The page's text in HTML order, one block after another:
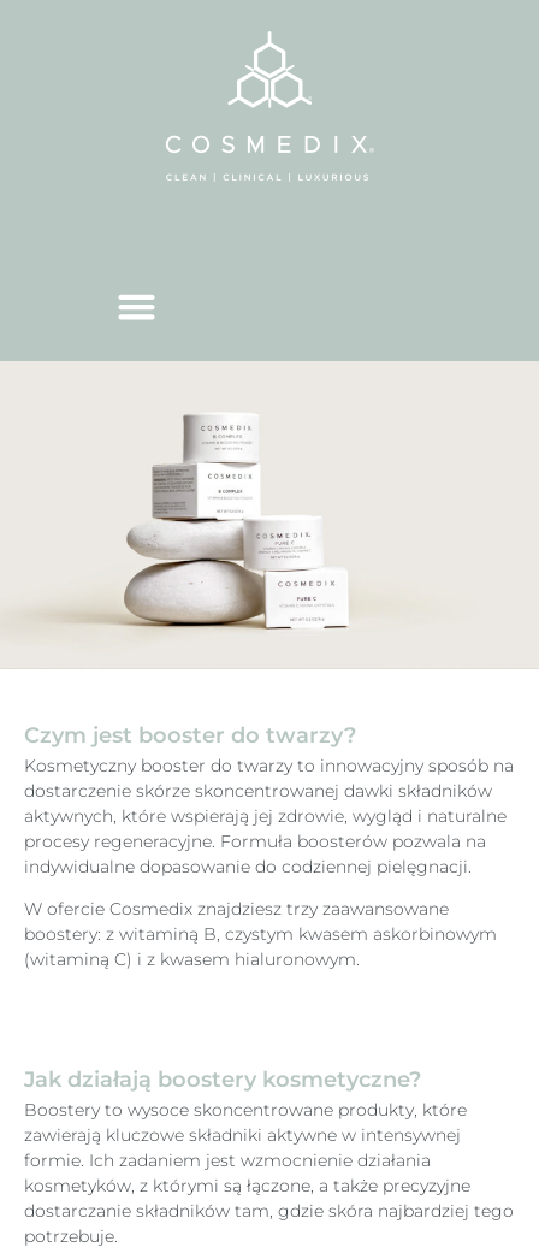
Czym jest booster do twarzy?
Kosmetyczny booster do twarzy to innowacyjny sposób na
dostarczenie skórze skoncentrowanej dawki składników
aktywnych, które wspierają jej zdrowie, wygląd i naturalne
procesy regeneracyjne. Formuła boosterów pozwala na
indywidualne dopasowanie do codziennej pielęgnacji.
W ofercie Cosmedix znajdziesz trzy zaawansowane
boostery: z witaminą B, czystym kwasem askorbinowym
(witaminą C) i z kwasem hialuronowym.
Jak działają boostery kosmetyczne?
Boostery to wysoce skoncentrowane produkty, które
zawierają kluczowe składniki aktywne w intensywnej
formie. Ich zadaniem jest wzmocnienie działania
kosmetyków, z którymi są łączone, a także precyzyjne
dostarczanie składników tam, gdzie skóra najbardziej tego
potrzebuje.